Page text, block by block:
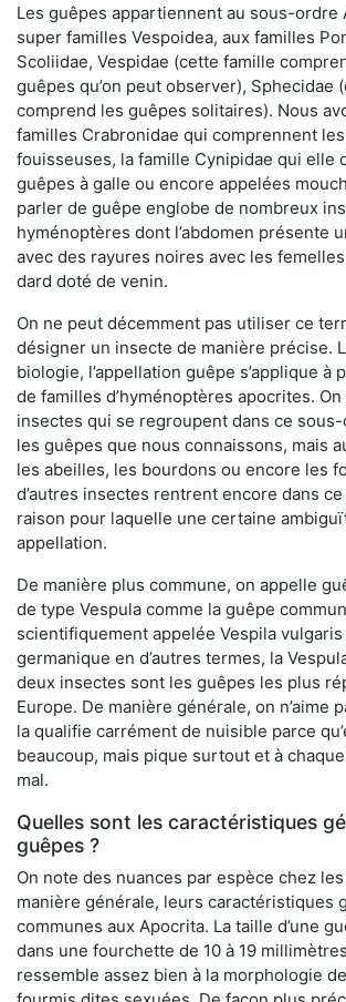
Les guêpes appartiennent au sous-ordre
super familles Vespoidea, aux familles
Scoliidae, Vespidae (cette famille
guêpes qu’on peut observer), Sphecidae
comprend les guêpes solitaires). Nous
familles Crabronidae qui comprennent
fouisseuses, la famille Cynipidae qui elle
guêpes à galle ou encore appelées
parler de guêpe englobe de nombreux
hyménoptères dont l’abdomen présente
avec des rayures noires avec les
dard doté de venin.
On ne peut décemment pas utiliser ce
désigner un insecte de manière précise.
biologie, l’appellation guêpe s’applique à
de familles d’hyménoptères apocrites.
insectes qui se regroupent dans ce
les guêpes que nous connaissons, mais
les abeilles, les bourdons ou encore les
d’autres insectes rentrent encore dans
raison pour laquelle une certaine
appellation.
De manière plus commune, on appelle
de type Vespula comme la guêpe
scientifiquement appelée Vespila
germanique en d’autres termes, la
deux insectes sont les guêpes les plus
Europe. De manière générale, on n’aime
la qualifie carrément de nuisible parce
beaucoup, mais pique surtout et à
mal.
Quelles sont les caractéristiques
guêpes ?
On note des nuances par espèce chez
manière générale, leurs caractéristiques
communes aux Apocrita. La taille d’une
dans une fourchette de 10 à 19
ressemble assez bien à la morphologie